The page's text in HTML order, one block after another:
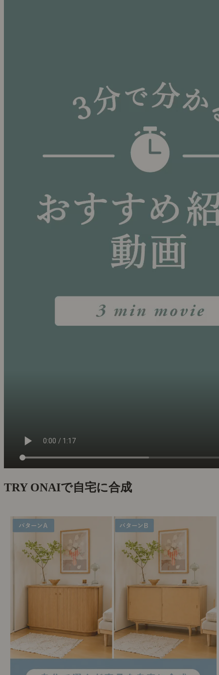
TRY ONAIで自宅に合成